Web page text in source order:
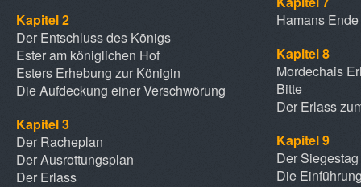
Kapitel 2
Der Entschluss des Königs
Ester am königlichen Hof
Esters Erhebung zur Königin
Die Aufdeckung einer Verschwörung
Kapitel 3
Der Racheplan
Der Ausrottungsplan
Der Erlass
Hamans Ende
Kapitel 8
Mordechais
Bitte
Der Erlass
Kapitel 9
Der
Die